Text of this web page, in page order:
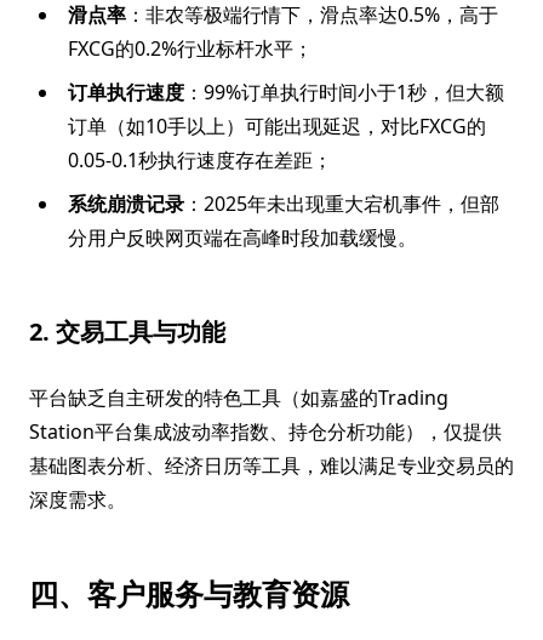
滑点率 ：非农等极端行情下，滑点率达0.5%，高于
FXCG的0.2%行业标杆水平；
订单执行速度 ：99%订单执行时间小于1秒，但大额
订单（如10手以上）可能出现延迟，对比FXCG的
0.05-0.1秒执行速度存在差距；
系统崩溃记录 ：2025年未出现重大宕机事件，但部
分用户反映网页端在高峰时段加载缓慢。
2. 交易工具与功能
平台缺乏自主研发的特色工具（如嘉盛的Trading
Station平台集成波动率指数、持仓分析功能），仅提供
基础图表分析、经济日历等工具，难以满足专业交易员的
深度需求。
四、客户服务与教育资源